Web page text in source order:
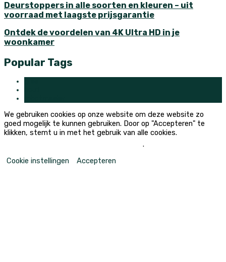
Deurstoppers in alle soorten en kleuren – uit
voorraad met laagste prijsgarantie
Ontdek de voordelen van 4K Ultra HD in je
woonkamer
Popular Tags
We gebruiken cookies op onze website om deze website zo
goed mogelijk te kunnen gebruiken. Door op "Accepteren" te
klikken, stemt u in met het gebruik van alle cookies.
.
Cookie instellingen
Accepteren